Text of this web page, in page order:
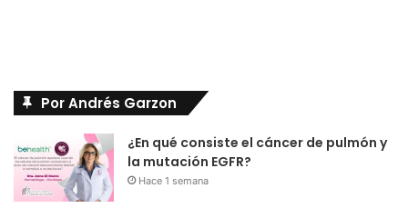
Por Andrés Garzon
¿En qué consiste el cáncer de pulmón y
la mutación EGFR?
Hace 1 semana